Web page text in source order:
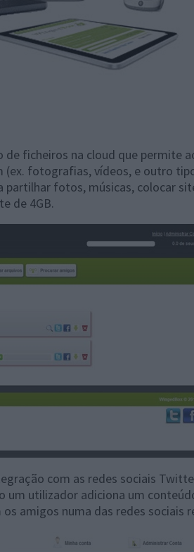
de ficheiros na cloud que permite
fotografias, vídeos, e outro
partilhar fotos, músicas, colocar
de 4GB.
com as redes sociais
um utilizador adiciona um
amigos numa das redes sociais